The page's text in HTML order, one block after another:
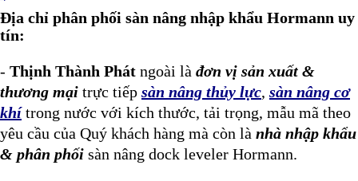
Địa chỉ phân phối sàn nâng nhập khẩu Hormann uy
tín:
- Thịnh Thành Phát ngoài là đơn vị sản xuất &
thương mại trực tiếp sàn nâng thủy lực, sàn nâng cơ
khítrong nước với kích thước, tải trọng, mẫu mã theo
yêu cầu của Quý khách hàng mà còn là nhà nhập khẩu
& phân phối sàn nâng dock leveler Hormann.